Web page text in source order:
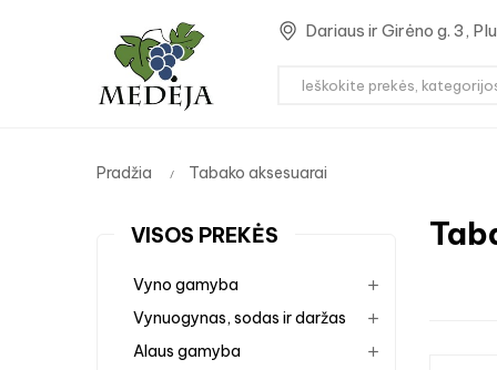
Dariaus ir Girėno g. 3,
Pradžia Tabako aksesuarai
VISOS PREKĖS
Vyno gamyba
Vynuogynas, sodas ir daržas
Alaus gamyba